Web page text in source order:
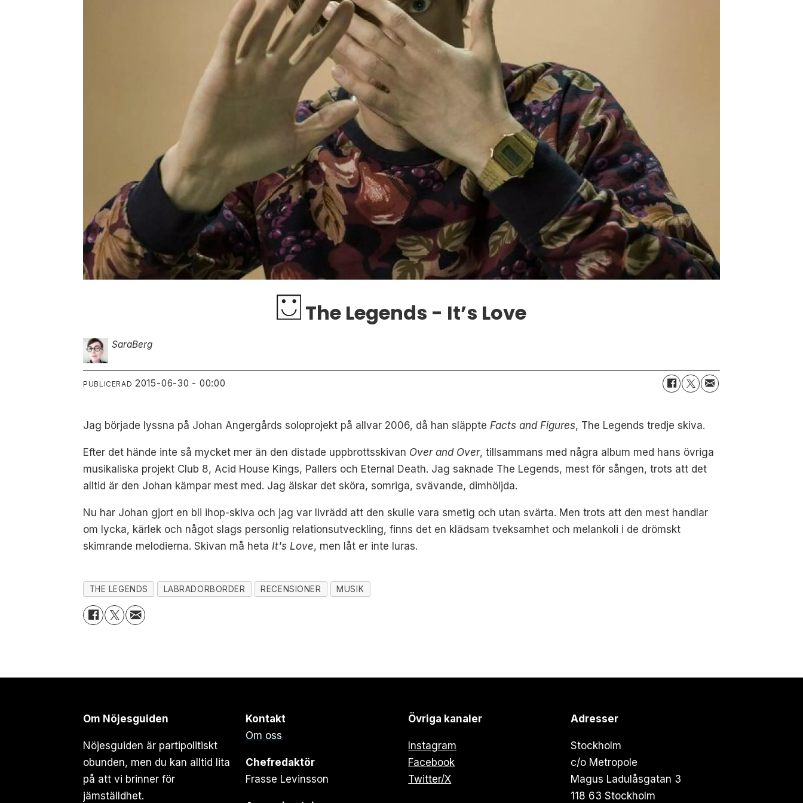
The Legends - It’s Love
SaraBerg
PUBLICERAD 2015-06-30 - 00:00
Jag började lyssna på Johan Angergårds soloprojekt på allvar 2006, då han släppte Facts and Figures, The Legends tredje skiva.
Efter det hände inte så mycket mer än den distade uppbrottsskivan Over and Over, tillsammans med några album med hans övriga
musikaliska projekt Club 8, Acid House Kings, Pallers och Eternal Death. Jag saknade The Legends, mest för sången, trots att det
alltid är den Johan kämpar mest med. Jag älskar det sköra, somriga, svävande, dimhöljda.
Nu har Johan gjort en bli ihop-skiva och jag var livrädd att den skulle vara smetig och utan svärta. Men trots att den mest handlar
om lycka, kärlek och något slags personlig relationsutveckling, finns det en klädsam tveksamhet och melankoli i de drömskt
skimrande melodierna. Skivan må heta It's Love, men låt er inte luras.
THE LEGENDS LABRADORBORDER RECENSIONER MUSIK
Om Nöjesguiden
Nöjesguiden är partipolitiskt
obunden, men du kan alltid lita
på att vi brinner för
jämställdhet.
Kontakt
Om oss
Chefredaktör
Frasse Levinsson
Övriga kanaler
Instagram
Facebook
Twitter/X
Adresser
Stockholm
c/o Metropole
Magus Ladulåsgatan 3
118 63 Stockholm